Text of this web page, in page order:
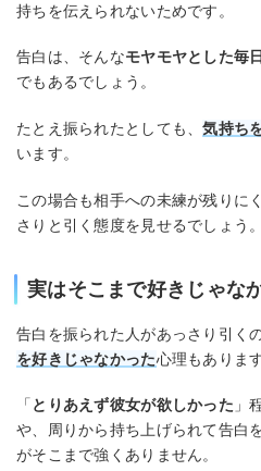
持ちを伝えられないためです。
告白は、そんなモヤモヤとした毎
でもあるでしょう。
たとえ振られたとしても、気持ち
います。
この場合も相手への未練が残りに
さりと引く態度を見せるでしょう。
実はそこまで好きじゃな
告白を振られた人があっさり引く
を好きじゃなかった心理もあります
「 とりあえず彼女が欲しかった 」
や、周りから持ち上げられて告白
がそこまで強くありません。